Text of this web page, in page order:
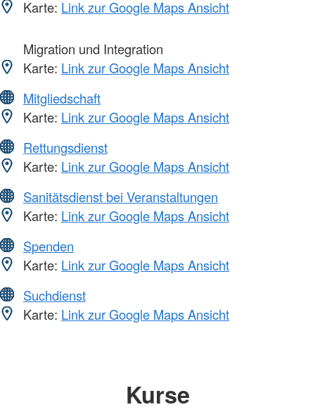
Karte: Link zur Google Maps Ansicht
Migration und Integration
Karte: Link zur Google Maps Ansicht
Mitgliedschaft
Karte: Link zur Google Maps Ansicht
Rettungsdienst
Karte: Link zur Google Maps Ansicht
Sanitätsdienst bei Veranstaltungen
Karte: Link zur Google Maps Ansicht
Spenden
Karte: Link zur Google Maps Ansicht
Suchdienst
Karte: Link zur Google Maps Ansicht
Kurse